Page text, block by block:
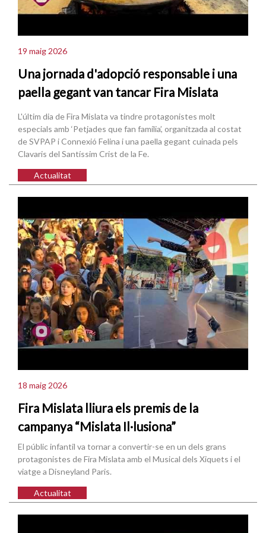
19 maig 2026
Una jornada d'adopció responsable i una
paella gegant van tancar Fira Mislata
L'últim dia de Fira Mislata va tindre protagonistes molt
especials amb ‘Petjades que fan família’, organitzada al costat
de SVPAP i Connexió Felina i una paella gegant cuinada pels
Clavaris del Santíssim Crist de la Fe.
Actualitat
18 maig 2026
Fira Mislata lliura els premis de la
campanya “Mislata Il·lusiona”
El públic infantil va tornar a convertir-se en un dels grans
protagonistes de Fira Mislata amb el Musical dels Xiquets i el
viatge a Disneyland Paris.
Actualitat